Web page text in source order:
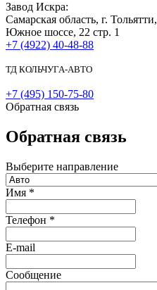
Завод Искра:
Самарская область, г. Тольятти,
Южное шоссе, 22 стр. 1
+7 (4922) 40-48-88
ТД КОЛЬЧУГА-АВТО
+7 (495) 150-75-80
Обратная связь
Обратная связь
Выберите направление
Имя *
Телефон *
E-mail
Сообщение